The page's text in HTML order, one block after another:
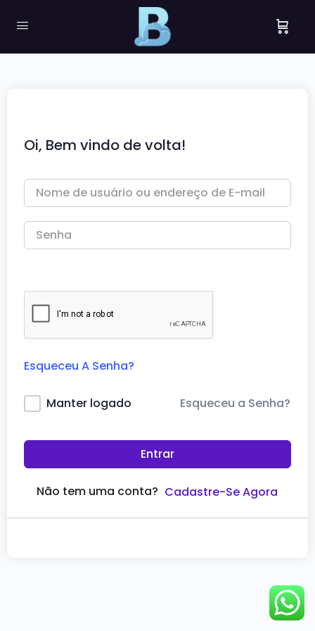
Oi, Bem vindo de volta!
Esqueceu A Senha?
Manter logado Esqueceu a Senha?
Entrar
Não tem uma conta? Cadastre-Se Agora